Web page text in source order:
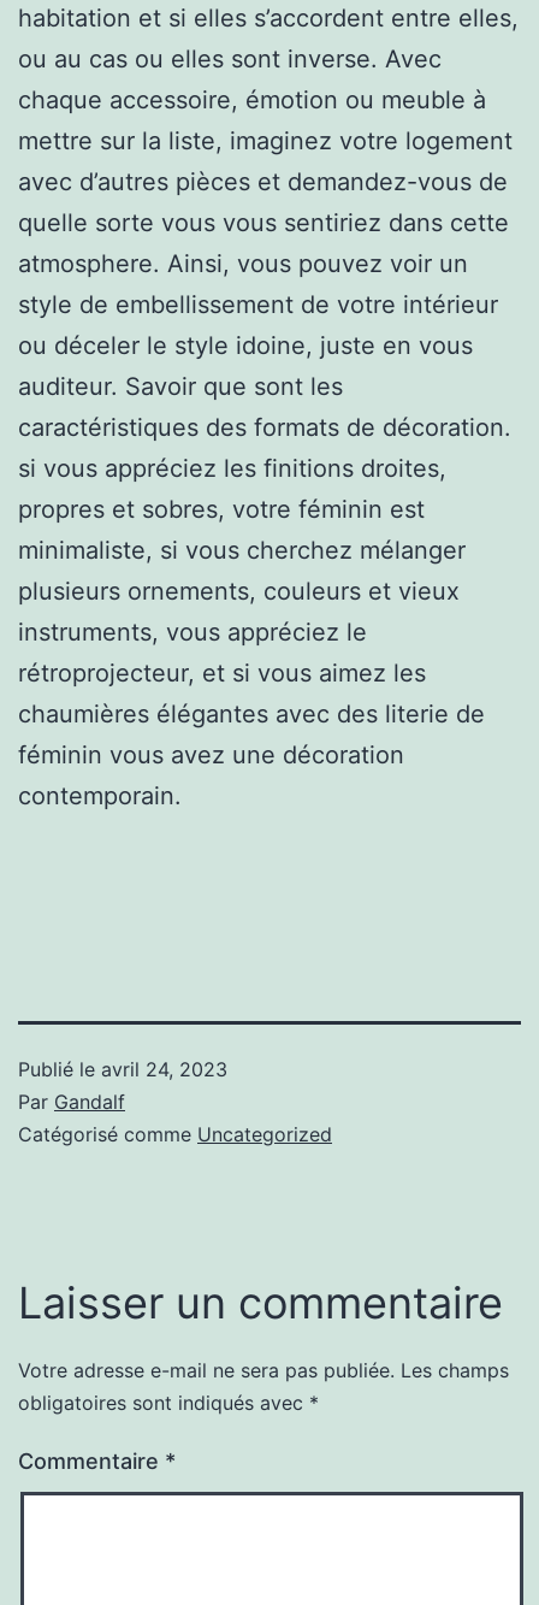
habitation et si elles s’accordent entre elles,
ou au cas ou elles sont inverse. Avec
chaque accessoire, émotion ou meuble à
mettre sur la liste, imaginez votre logement
avec d’autres pièces et demandez-vous de
quelle sorte vous vous sentiriez dans cette
atmosphere. Ainsi, vous pouvez voir un
style de embellissement de votre intérieur
ou déceler le style idoine, juste en vous
auditeur. Savoir que sont les
caractéristiques des formats de décoration.
si vous appréciez les finitions droites,
propres et sobres, votre féminin est
minimaliste, si vous cherchez mélanger
plusieurs ornements, couleurs et vieux
instruments, vous appréciez le
rétroprojecteur, et si vous aimez les
chaumières élégantes avec des literie de
féminin vous avez une décoration
contemporain.
Publié le avril 24, 2023
Par Gandalf
Catégorisé comme Uncategorized
Laisser un commentaire
Votre adresse e-mail ne sera pas publiée. Les champs
obligatoires sont indiqués avec *
Commentaire *